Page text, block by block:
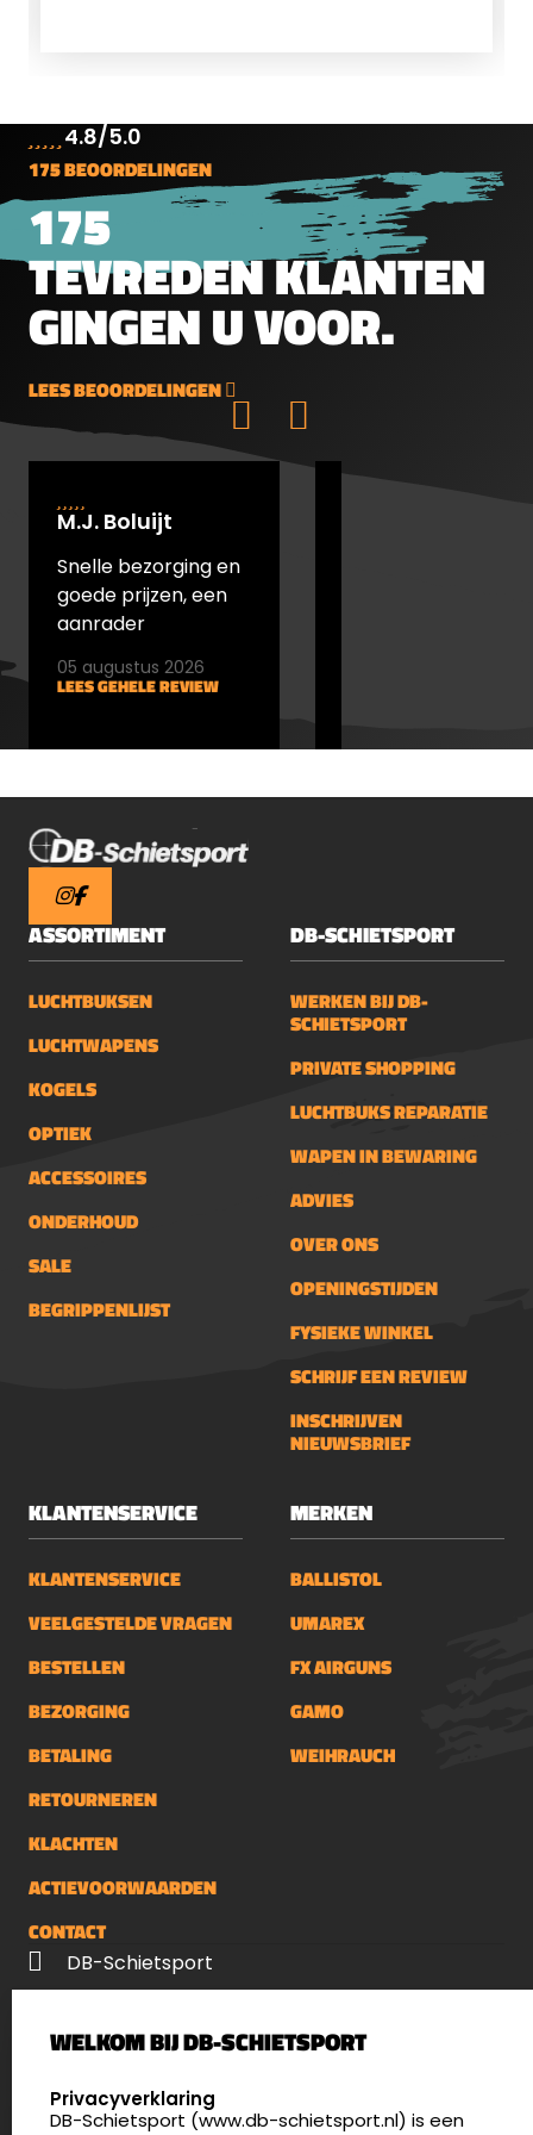
4.8/5.0
175 BEOORDELINGEN
175
TEVREDEN KLANTEN
GINGEN U VOOR.
LEES BEOORDELINGEN
M.J. Boluijt
Snelle bezorging en
goede prijzen, een
aanrader
LEES GEHELE REVIEW
05 augustus 2026
ASSORTIMENT
LUCHTBUKSEN
LUCHTWAPENS
KOGELS
OPTIEK
ACCESSOIRES
ONDERHOUD
SALE
BEGRIPPENLIJST
DB-SCHIETSPORT
WERKEN BIJ DB-
SCHIETSPORT
PRIVATE SHOPPING
LUCHTBUKS REPARATIE
WAPEN IN BEWARING
ADVIES
OVER ONS
OPENINGSTIJDEN
FYSIEKE WINKEL
SCHRIJF EEN REVIEW
INSCHRIJVEN
NIEUWSBRIEF
KLANTENSERVICE
KLANTENSERVICE
VEELGESTELDE VRAGEN
BESTELLEN
BEZORGING
BETALING
RETOURNEREN
KLACHTEN
ACTIEVOORWAARDEN
CONTACT
MERKEN
BALLISTOL
UMAREX
FX AIRGUNS
GAMO
WEIHRAUCH
DB-Schietsport
5411 LX Zeeland
4.8
WELKOM BIJ DB-SCHIETSPORT
SELECT LANGUAGE
Privacyverklaring
DB-Schietsport (www.db-schietsport.nl) is een